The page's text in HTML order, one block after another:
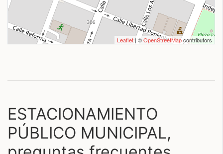
Leaflet | ©OpenStreetMapcontributors
ESTACIONAMIENTO
PÚBLICO MUNICIPAL,